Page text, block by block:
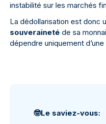
instabilité sur les marchés
La dédollarisation est donc
souveraineté de sa
dépendre uniquement
🤓Le saviez-vous: